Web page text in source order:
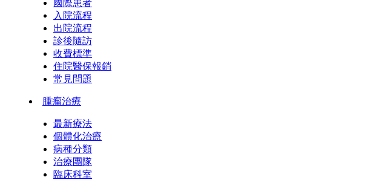
國際患者
入院流程
出院流程
診後隨訪
收費標準
住院醫保報銷
常見問題
腫瘤治療
最新療法
個體化治療
病種分類
治療團隊
臨床科室